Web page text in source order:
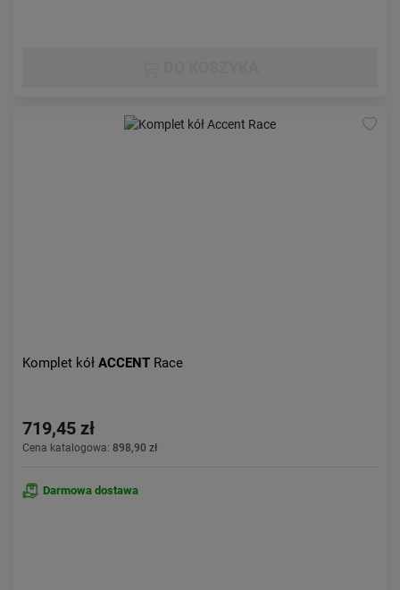
Komplet kół ACCENT Race
719,45 zł
Cena katalogowa: 898,90 zł
Darmowa dostawa